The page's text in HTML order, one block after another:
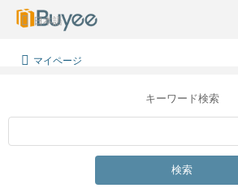
日本語
マイページ
キーワード検索
検索